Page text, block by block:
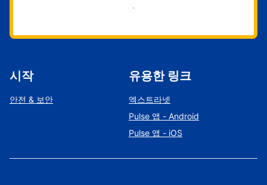
지금 시작하기
시작
안전 & 보안
유용한 링크
엑스트라넷
Pulse 앱 - Android
Pulse 앱 - iOS